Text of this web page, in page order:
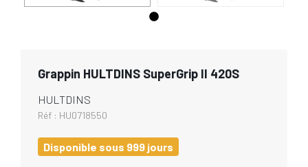
Grappin HULTDINS SuperGrip II 420S
HULTDINS
Réf : HU0718550
Disponible sous 999 jours